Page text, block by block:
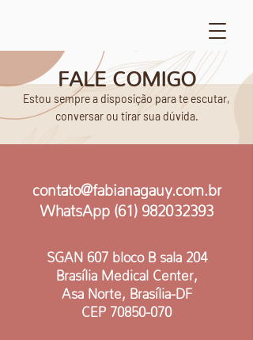
FALE COMIGO
Estou sempre a disposição para te escutar,
conversar ou tirar sua dúvida.
contato@fabianagauy.com.br
WhatsApp (61) 982032393
SGAN 607 bloco B sala 204
Brasília Medical Center,
Asa Norte, Brasília-DF
CEP 70850-070